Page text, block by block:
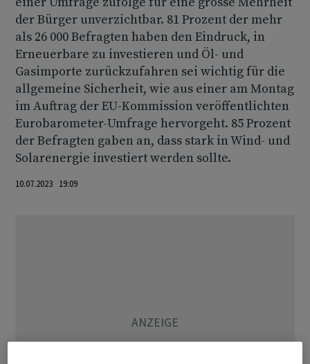
der Bürger unverzichtbar. 81 Prozent der mehr
als 26 000 Befragten haben den Eindruck, in
Erneuerbare zu investieren und Öl- und
Gasimporte zurückzufahren sei wichtig für die
allgemeine Sicherheit, wie aus einer am Montag
im Auftrag der EU-Kommission veröffentlichten
Eurobarometer-Umfrage hervorgeht. 85 Prozent
der Befragten gaben an, dass stark in Wind- und
Solarenergie investiert werden sollte.
10.07.2023 19:09